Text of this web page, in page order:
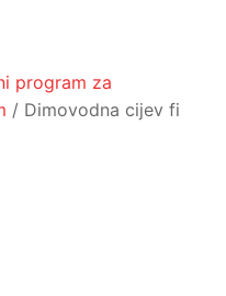
program za
/ Dimovodna cijev fi